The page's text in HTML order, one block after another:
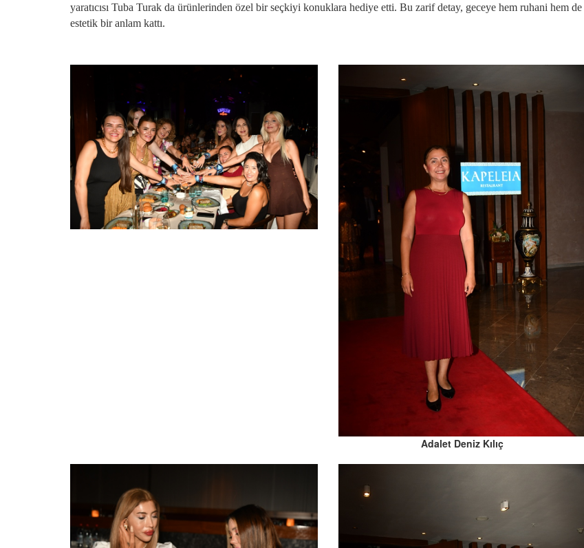
yaratıcısı Tuba Turak da ürünlerinden özel bir seçkiyi konuklara hediye etti. Bu zarif detay, geceye hem ruhani hem de
estetik bir anlam kattı.
Adalet Deniz Kılıç